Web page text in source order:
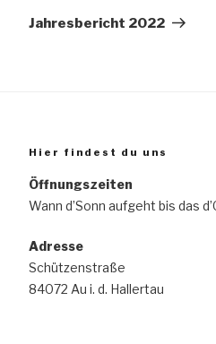
Jahresbericht 2022
Hier findest du uns
Öffnungszeiten
Wann d’Sonn aufgeht bis das
Adresse
Schützenstraße
84072 Au i. d. Hallertau